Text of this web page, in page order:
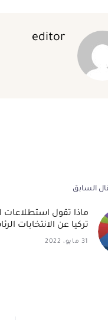
editor
السابق
ماذا تقول استطلاعات
تركيا عن الانتخابات
31 مايو، 2022